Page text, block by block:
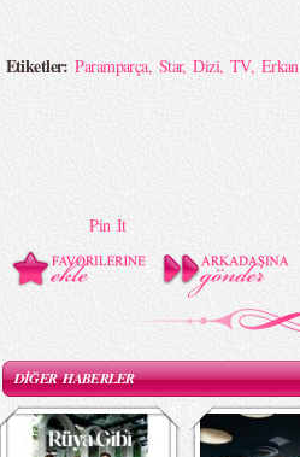
Etiketler:Paramparça, Star,Dizi, TV,
Pin It
DİĞER HABERLER